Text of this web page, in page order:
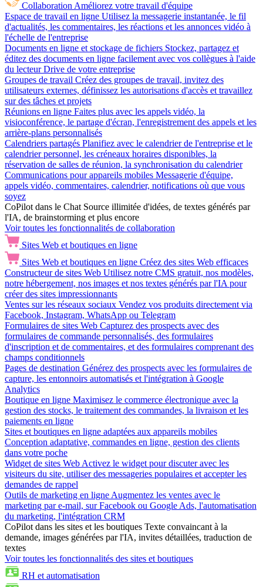
Collaboration Améliorez votre travail d'équipe
Espace de travail en ligne Utilisez la messagerie instantanée, le fil
d'actualités, les commentaires, les réactions et les annonces vidéo à
l'échelle de l'entreprise
Documents en ligne et stockage de fichiers Stockez, partagez et
éditez des documents en ligne facilement avec vos collègues à l'aide
du lecteur Drive de votre entreprise
Groupes de travail Créez des groupes de travail, invitez des
utilisateurs externes, définissez les autorisations d'accès et travaillez
sur des tâches et projets
Réunions en ligne Faites plus avec les appels vidéo, la
visioconférence, le partage d'écran, l'enregistrement des appels et les
arrière-plans personnalisés
Calendriers partagés Planifiez avec le calendrier de l'entreprise et le
calendrier personnel, les créneaux horaires disponibles, la
réservation de salles de réunion, la synchronisation du calendrier
Communications pour appareils mobiles Messagerie d'équipe,
appels vidéo, commentaires, calendrier, notifications où que vous
soyez
CoPilot dans le Chat Source illimitée d'idées, de textes générés par
l'IA, de brainstorming et plus encore
Voir toutes les fonctionnalités de collaboration
Sites Web et boutiques en ligne
Sites Web et boutiques en ligne Créez des sites Web efficaces
Constructeur de sites Web Utilisez notre CMS gratuit, nos modèles,
notre hébergement, nos images et nos textes générés par l'IA pour
créer des sites impressionnants
Ventes sur les réseaux sociaux Vendez vos produits directement via
Facebook, Instagram, WhatsApp ou Telegram
Formulaires de sites Web Capturez des prospects avec des
formulaires de commande personnalisés, des formulaires
d'inscription et de commentaires, et des formulaires comprenant des
champs conditionnels
Pages de destination Générez des prospects avec les formulaires de
capture, les entonnoirs automatisés et l'intégration à Google
Analytics
Boutique en ligne Maximisez le commerce électronique avec la
gestion des stocks, le traitement des commandes, la livraison et les
paiements en ligne
Sites et boutiques en ligne adaptées aux appareils mobiles
Conception adaptative, commandes en ligne, gestion des clients
dans votre poche
Widget de sites Web Activez le widget pour discuter avec les
visiteurs du site, utiliser des messageries populaires et accepter les
demandes de rappel
Outils de marketing en ligne Augmentez les ventes avec le
marketing par e-mail, sur Facebook ou Google Ads, l'automatisation
du marketing, l'intégration CRM
CoPilot dans les sites et les boutiques Texte convaincant à la
demande, images générées par l'IA, invites détaillées, traduction de
textes
Voir toutes les fonctionnalités des sites et boutiques
RH et automatisation